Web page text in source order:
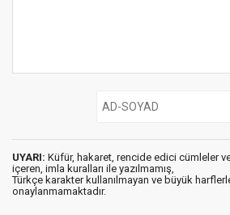
UYARI: Küfür, hakaret, rencide edici cümleler
içeren, imla kuralları ile yazılmamış,
Türkçe karakter kullanılmayan ve büyük
onaylanmamaktadır.